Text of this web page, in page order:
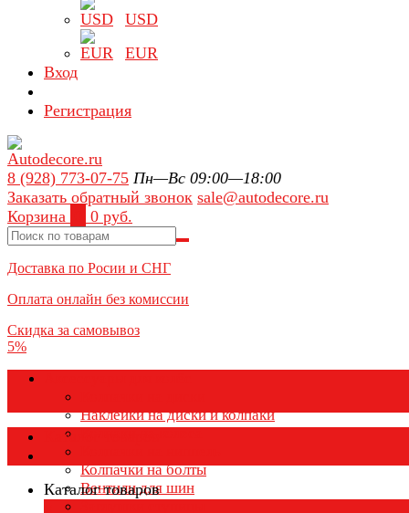
USD
EUR
Вход
Регистрация
8 (928) 773-07-75 Пн—Вс 09:00—18:00
Заказать обратный звонок sale@autodecore.ru
Корзина
0 руб.
Доставка по Росии и СНГ
Оплата онлайн без комиссии
Скидка за самовывоз
5%
Наклейки на диски и колпаки
Колпаки на колеса
Колпачки на болты
Вентили для шин
Каталог товаров
Каталог товаров